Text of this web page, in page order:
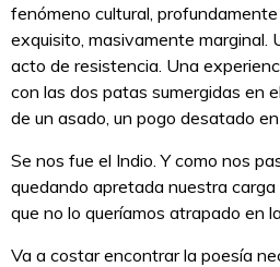
fenómeno cultural,
exquisito, masivamente marginal.
acto de resistencia. Una
con las dos patas sumergidas en
de un asado, un pogo desatado
Se nos fue el Indio. Y como nos
quedando apretada nuestra carga
que no lo queríamos atrapado en
Va a costar encontrar la poesía